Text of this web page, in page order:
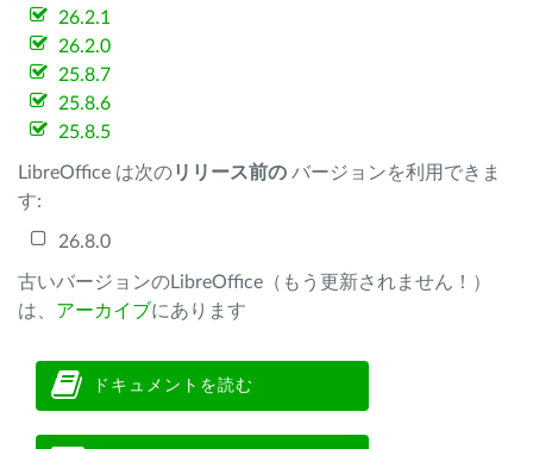
26.2.1
26.2.0
25.8.7
25.8.6
25.8.5
LibreOffice は次のリリース前の バージョンを利用できま
す:
26.8.0
古いバージョンのLibreOffice（もう更新されません！）
は、 アーカイブにあります
ドキュメントを読む